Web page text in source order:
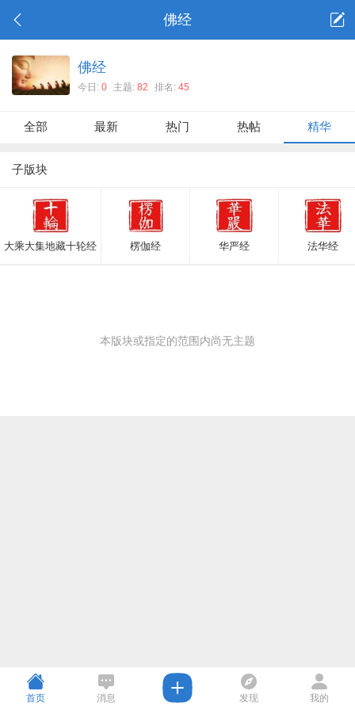
佛经
佛经
今日:0 主题:82 排名:45
全部 最新 热门 热帖 精华
子版块
大乘大集地藏十轮经 楞伽经 华严经 法华经
本版块或指定的范围内尚无主题
首页 消息 发现 我的